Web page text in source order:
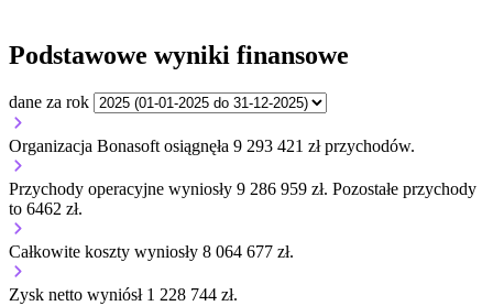
Podstawowe wyniki finansowe
dane za rok
Organizacja Bonasoft osiągnęła 9 293 421 zł przychodów.
Przychody operacyjne wyniosły 9 286 959 zł. Pozostałe przychody
to 6462 zł.
Całkowite koszty wyniosły 8 064 677 zł.
Zysk netto wyniósł 1 228 744 zł.